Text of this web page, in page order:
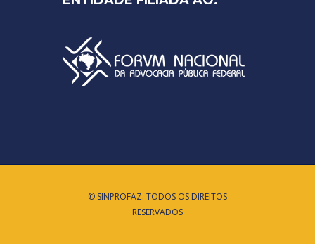
© SINPROFAZ. TODOS OS DIREITOS
RESERVADOS